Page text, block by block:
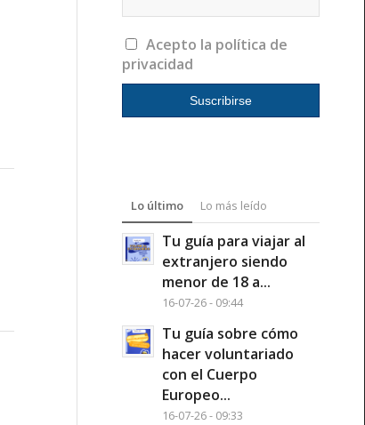
Acepto la política de
privacidad
Lo último Lo más leído
Tu guía para viajar al
extranjero siendo
menor de 18 a...
16-07-26 - 09:44
Tu guía sobre cómo
hacer voluntariado
con el Cuerpo
Europeo...
16-07-26 - 09:33